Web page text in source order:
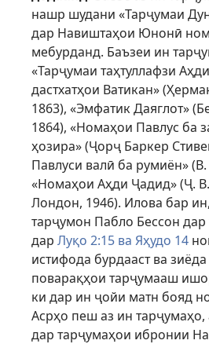
нашр шудани «Тарҷумаи
дар Навиштаҳои Юнонӣ
мебурданд. Баъзеи ин
«Тарҷумаи таҳтуллафзи
дастхатҳои Ватикан»
1863), «Эмфатик Даяглот»
1864), «Номаҳои Павлус ба
ҳозира» (Ҷорҷ Баркер
Павлуси валӣ ба румиён»
«Номаҳои Аҳди Ҷадид» (Ҷ.
Лондон, 1946). Илова бар
тарҷумон Пабло Бессон
дар Луқо 2:15 ва Яҳудо 14
истифода бурдааст ва
поварақҳои тарҷумааш
ки дар ин ҷойи матн бояд
Асрҳо пеш аз ин тарҷумаҳо,
дар тарҷумаҳои ибронии